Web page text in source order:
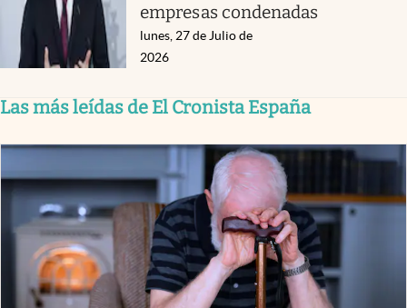
empresas condenadas
lunes, 27 de Julio de
2026
Las más leídas de El Cronista España